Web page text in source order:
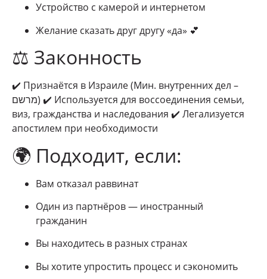
Устройство с камерой и интернетом
Желание сказать друг другу «да» 💕
⚖️ Законность
✔️ Признаётся в Израиле (Мин. внутренних дел –
מרשם) ✔️ Используется для воссоединения семьи,
виз, гражданства и наследования ✔️ Легализуется
апостилем при необходимости
🌍 Подходит, если:
Вам отказал раввинат
Один из партнёров — иностранный
гражданин
Вы находитесь в разных странах
Вы хотите упростить процесс и сэкономить